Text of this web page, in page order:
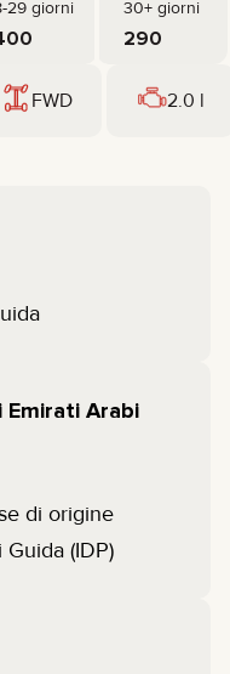
29 giorni 30+ giorni
290
FWD 2.0 l
Arabi
di origine
(IDP)